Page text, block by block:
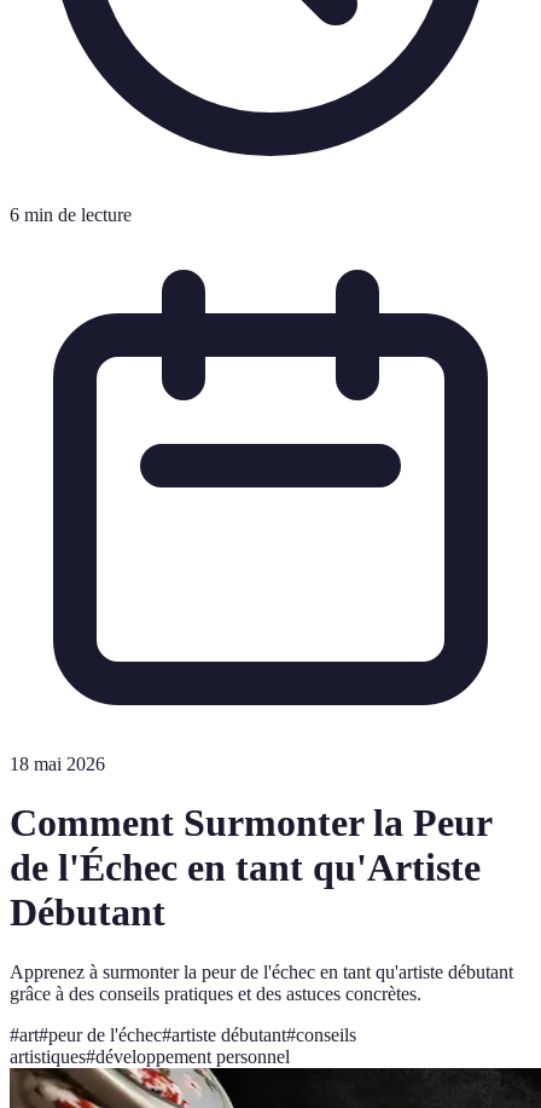
6 min de lecture
18 mai 2026
Comment Surmonter la Peur
de l'Échec en tant qu'Artiste
Débutant
Apprenez à surmonter la peur de l'échec en tant qu'artiste débutant
grâce à des conseils pratiques et des astuces concrètes.
#art#peur de l'échec#artiste débutant#conseils
artistiques#développement personnel